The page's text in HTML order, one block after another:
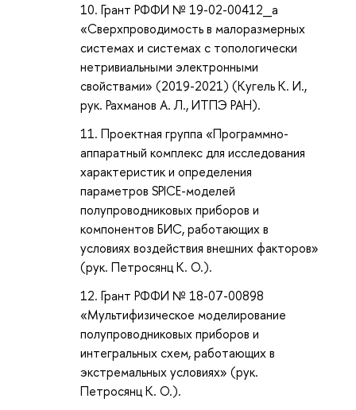
Грант РФФИ № 19-02-00412_а
«Сверхпроводимость в малоразмерных
системах и системах с топологически
нетривиальными электронными
свойствами» (2019-2021) (Кугель К. И.,
рук. Рахманов А. Л., ИТПЭ РАН).
Проектная группа «Программно-
аппаратный комплекс для исследования
характеристик и определения
параметров SPICE-моделей
полупроводниковых приборов и
компонентов БИС, работающих в
условиях воздействия внешних факторов»
(рук. Петросянц К. О.).
Грант РФФИ № 18-07-00898
«Мультифизическое моделирование
полупроводниковых приборов и
интегральных схем, работающих в
экстремальных условиях» (рук.
Петросянц К. О.).